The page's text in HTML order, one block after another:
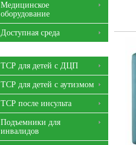
Медицинское
оборудование
Доступная среда
ТСР для детей с ДЦП
ТСР для детей с аутизмом
ТСР после инсульта
Подъемники для
инвалидов